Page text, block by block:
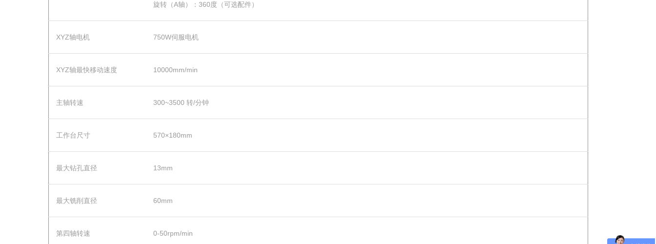
旋转（A轴）：360度（可选配件）
XYZ轴电机 750W伺服电机
XYZ轴最快移动速度 10000mm/min
主轴转速 300~3500 转/分钟
工作台尺寸 570×180mm
最大钻孔直径 13mm
最大铣削直径 60mm
第四轴转速 0-50rpm/min